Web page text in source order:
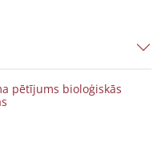
pētījums bioloģiskās